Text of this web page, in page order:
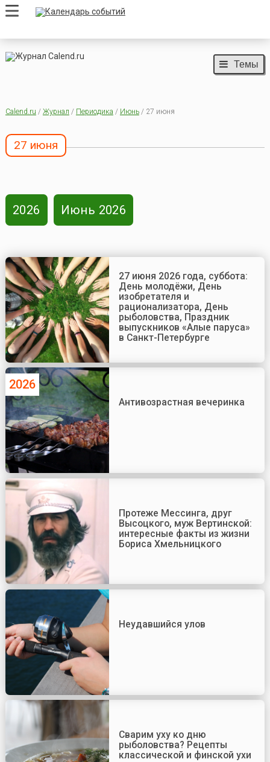
Темы
Calend.ru / Журнал / Периодика / Июнь/ 27 июня
27 июня
2026 Июнь 2026
27 июня 2026 года, суббота:
День молодёжи, День
изобретателя и
рационализатора, День
рыболовства, Праздник
выпускников «Алые паруса»
в Санкт-Петербурге
2026
Антивозрастная вечеринка
Протеже Мессинга, друг
Высоцкого, муж Вертинской:
интересные факты из жизни
Бориса Хмельницкого
Неудавшийся улов
Сварим уху ко дню
рыболовства? Рецепты
классической и финской ухи